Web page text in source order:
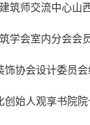
筑师交流中心山
学会室内分会会
饰协会设计委员会
创始人观享书院院